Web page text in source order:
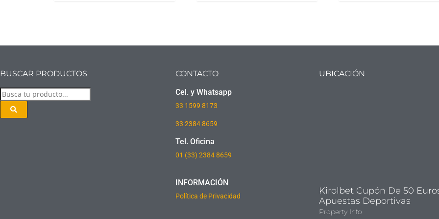
BUSCAR PRODUCTOS
CONTACTO
Cel. y Whatsapp
33 1599 8173
33 2384 8659
Tel. Oficina
01 (33) 2384 8659
INFORMACIÓN
Política de Privacidad
UBICACIÓN
Kirolbet Cupón De 50
Apuestas Deportivas
Property Info